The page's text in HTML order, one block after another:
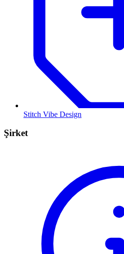
Stitch Vibe Design
Şirket